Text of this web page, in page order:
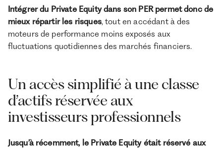
Intégrer du Private Equity dans son PER permet donc de
mieux répartir les risques, tout en accédant à des
moteurs de performance moins exposés aux
fluctuations quotidiennes des marchés financiers.
Un accès simplifié à une classe
d’actifs réservée aux
investisseurs professionnels
Jusqu’à récemment, le Private Equity était réservé aux